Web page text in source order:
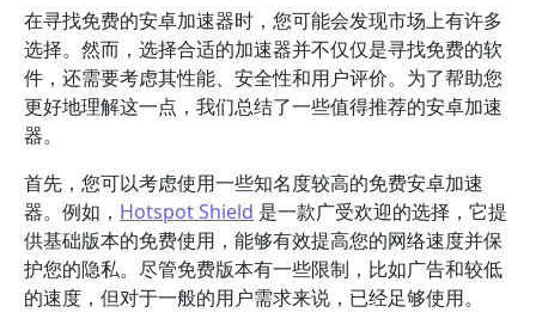
在寻找免费的安卓加速器时，您可能会发现市场上有许多
选择。然而，选择合适的加速器并不仅仅是寻找免费的软
件，还需要考虑其性能、安全性和用户评价。为了帮助您
更好地理解这一点，我们总结了一些值得推荐的安卓加速
器。
首先，您可以考虑使用一些知名度较高的免费安卓加速
器。例如， Hotspot Shield 是一款广受欢迎的选择，它提
供基础版本的免费使用，能够有效提高您的网络速度并保
护您的隐私。尽管免费版本有一些限制，比如广告和较低
的速度，但对于一般的用户需求来说，已经足够使用。